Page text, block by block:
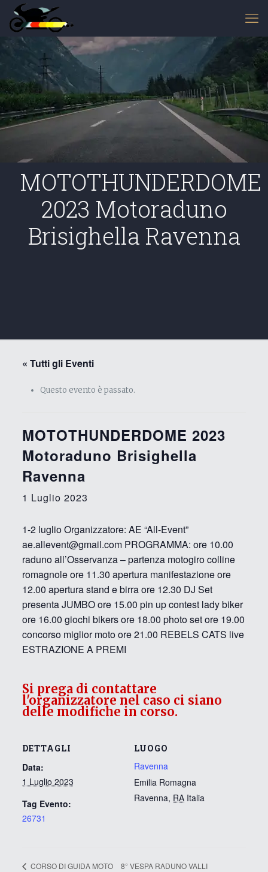
MOTOTHUNDERDOME
2023 Motoraduno
Brisighella Ravenna
« Tutti gli Eventi
Questo evento è passato.
MOTOTHUNDERDOME 2023
Motoraduno Brisighella
Ravenna
1 Luglio 2023
1-2 luglio Organizzatore: AE “All-Event”
ae.allevent@gmail.com PROGRAMMA: ore 10.00
raduno all’Osservanza – partenza motogiro colline
romagnole ore 11.30 apertura manifestazione ore
12.00 apertura stand e birra ore 12.30 DJ Set
presenta JUMBO ore 15.00 pin up contest lady biker
ore 16.00 giochi bikers ore 18.00 photo set ore 19.00
concorso miglior moto ore 21.00 REBELS CATS live
ESTRAZIONE A PREMI
DETTAGLI
Data:
1 Luglio 2023
Tag Evento:
26731
LUOGO
Ravenna
Emilia Romagna
Ravenna, RA Italia
Si prega di contattare
l'organizzatore nel caso ci siano
delle modifiche in corso.
CORSO DI GUIDA MOTO
8° VESPA RADUNO VALLI